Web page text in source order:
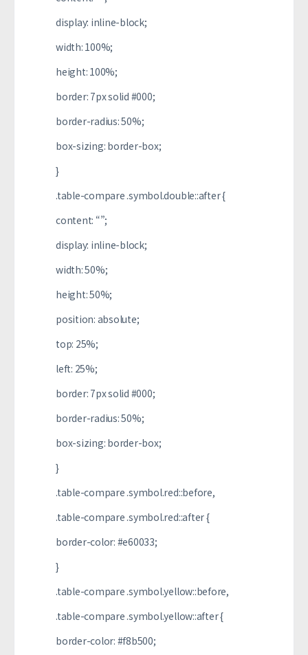
display: inline-block;
width: 100%;
height: 100%;
border: 7px solid #000;
border-radius: 50%;
box-sizing: border-box;
}
.table-compare .symbol.double::after {
content: “”;
display: inline-block;
width: 50%;
height: 50%;
position: absolute;
top: 25%;
left: 25%;
border: 7px solid #000;
border-radius: 50%;
box-sizing: border-box;
}
.table-compare .symbol.red::before,
.table-compare .symbol.red::after {
border-color: #e60033;
}
.table-compare .symbol.yellow::before,
.table-compare .symbol.yellow::after {
border-color: #f8b500;